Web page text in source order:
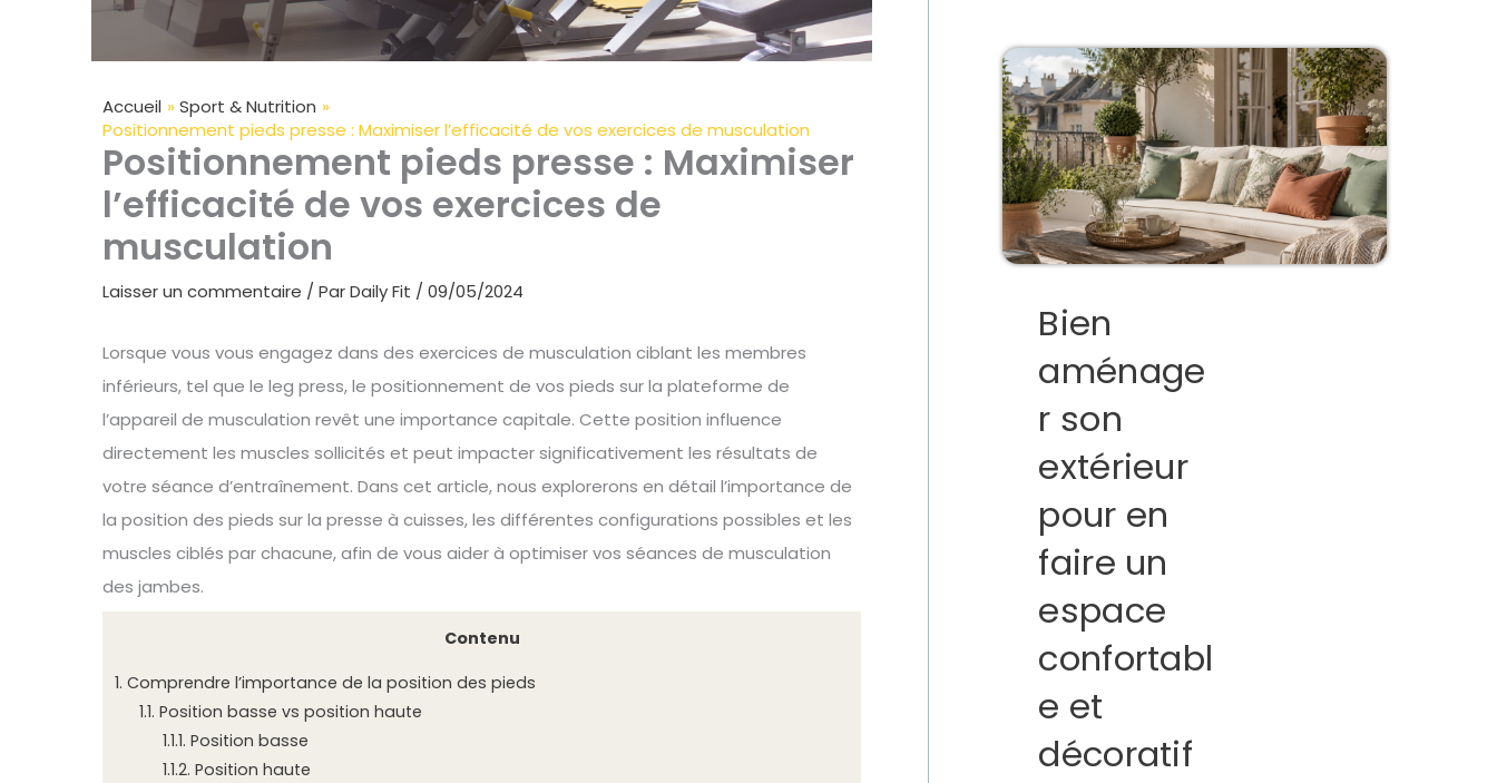
Accueil
Sport & Nutrition
Positionnement pieds presse : Maximiser l’efficacité de vos exercices de musculation
Positionnement pieds presse : Maximiser
l’efficacité de vos exercices de
musculation
Laisser un commentaire / ParDaily Fit /09/05/2024
Lorsque vous vous engagez dans des exercices de musculation ciblant les membres
inférieurs, tel que le leg press, le positionnement de vos pieds sur la plateforme de
l’appareil de musculation revêt une importance capitale. Cette position influence
directement les muscles sollicités et peut impacter significativement les résultats de
votre séance d’entraînement. Dans cet article, nous explorerons en détail l’importance de
la position des pieds sur la presse à cuisses, les différentes configurations possibles et les
muscles ciblés par chacune, afin de vous aider à optimiser vos séances de musculation
des jambes.
Contenu
1. Comprendre l’importance de la position des pieds
1.1. Position basse vs position haute
1.1.1. Position basse
1.1.2. Position haute
Bien
aménage
r son
extérieur
pour en
faire un
espace
confortabl
e et
décoratif